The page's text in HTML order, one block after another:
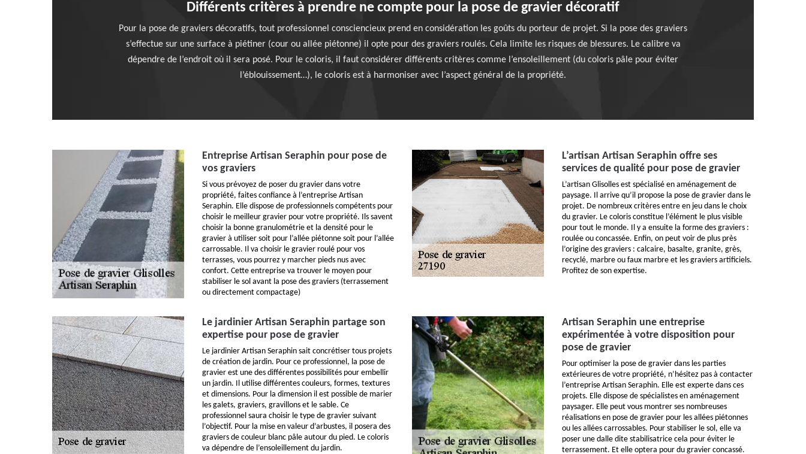
Différents critères à prendre ne compte pour la pose de gravier décoratif
Pour la pose de graviers décoratifs, tout professionnel consciencieux prend en considération les goûts du porteur de projet. Si la pose des graviers
s’effectue sur une surface à piétiner (cour ou allée piétonne) il opte pour des graviers roulés. Cela limite les risques de blessures. Le calibre va
dépendre de l’endroit où il sera posé. Pour le coloris, il faut considérer différents critères comme l’ensoleillement (du coloris pâle pour éviter
l’éblouissement…), le coloris est à harmoniser avec l’aspect général de la propriété.
Entreprise Artisan Seraphin pour pose de
vos graviers
Si vous prévoyez de poser du gravier dans votre
propriété, faites confiance à l’entreprise Artisan
Seraphin. Elle dispose de professionnels compétents pour
choisir le meilleur gravier pour votre propriété. Ils savent
choisir la bonne granulométrie et la densité pour le
gravier à utiliser soit pour l’allée piétonne soit pour l’allée
carrossable. Il va choisir le gravier roulé pour vos
terrasses, vous pourrez y marcher pieds nus avec
confort. Cette entreprise va trouver le moyen pour
stabiliser le sol avant la pose des graviers (terrassement
ou directement compactage)
L’artisan Artisan Seraphin offre ses
services de qualité pour pose de gravier
L’artisan Glisolles est spécialisé en aménagement de
paysage. Il arrive qu’il propose la pose de gravier dans le
projet. De nombreux critères entre en jeu dans le choix
du gravier. Le coloris constitue l’élément le plus visible
pour tout le monde. Il y a ensuite la forme des graviers :
roulée ou concassée. Enfin, on peut voir de plus près
l’origine des graviers : calcaire, basalte, granite, grès,
recyclé, marbre ou faux marbre et les graviers artificiels.
Profitez de son expertise.
Le jardinier Artisan Seraphin partage son
expertise pour pose de gravier
Le jardinier Artisan Seraphin sait concrétiser tous projets
de création de jardin. Pour ce professionnel, la pose de
gravier est une des différentes possibilités pour embellir
un jardin. Il utilise différentes couleurs, formes, textures
et dimensions. Pour la dimension il est possible de marier
les galets, graviers, gravillons et le sable. Ce
professionnel saura choisir le type de gravier suivant
l’objectif. Pour la mise en valeur d’arbustes, il posera des
graviers de couleur blanc pâle autour du pied. Le coloris
va dépendre de l’ensoleillement du jardin.
Artisan Seraphin une entreprise
expérimentée à votre disposition pour
pose de gravier
Pour optimiser la pose de gravier dans les parties
extérieures de votre propriété, n’hésitez pas à contacter
l’entreprise Artisan Seraphin. Elle est experte dans ces
projets. Elle dispose de spécialistes en aménagement
paysager. Elle peut vous montrer ses nombreuses
réalisations en pose de gravier pour les allées piétonnes
ou les allées carrossables. Pour stabiliser le sol, elle va
poser une dalle dite stabilisatrice cela pour éviter le
terrassement. Et elle optera pour du gravier concassé.